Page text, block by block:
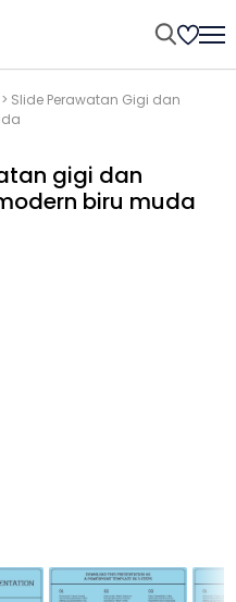
> Slide Perawatan Gigi dan
gigi dan
biru muda